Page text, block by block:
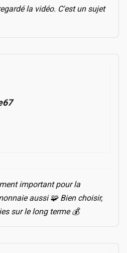
la vidéo. C'est un sujet
important pour la
aussi 🧩 Bien choisir,
sur le long terme 💰